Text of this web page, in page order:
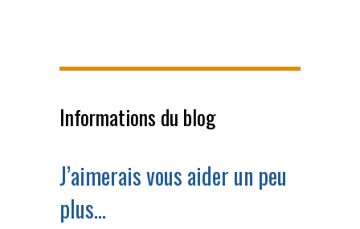
Informations du blog
J’aimerais vous aider un peu
plus…